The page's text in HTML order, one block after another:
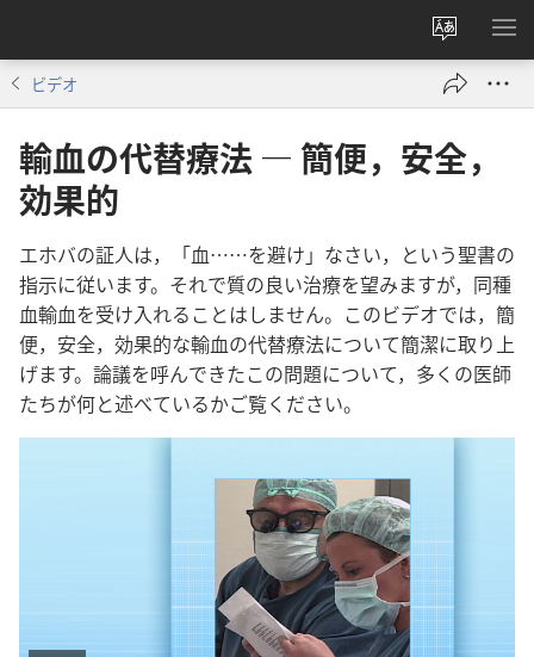
サ
イ
ト
言
変
え
る
メ
を
ビデオ
輸血の代替療法 ― 簡便，安全，
効果的
エホバの証人は，「血……を避け」なさい，という聖書の
指示に従います。それで質の良い治療を望みますが，同種
血輸血を受け入れることはしません。このビデオでは，簡
便，安全，効果的な輸血の代替療法について簡潔に取り上
げます。論議を呼んできたこの問題について，多く の医師
たちが何と述べているかご覧ください。